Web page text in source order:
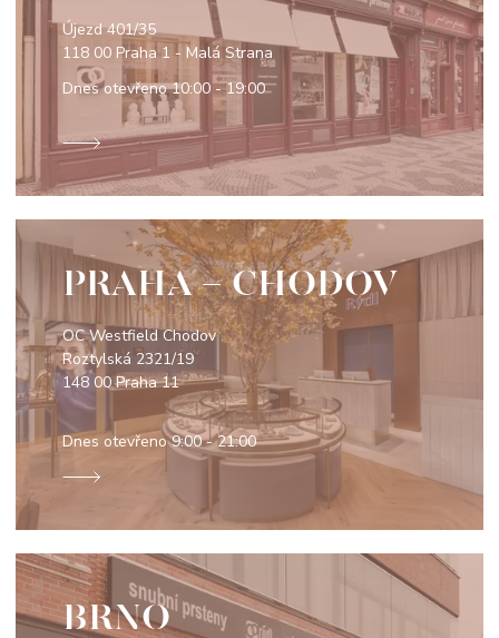
Újezd 401/35
118 00 Praha 1 - Malá Strana
Dnes otevřeno10:00 - 19:00
PRAHA - CHODOV
OC Westfield Chodov
Roztylská 2321/19
148 00 Praha 11
Dnes otevřeno9:00 - 21:00
BRNO